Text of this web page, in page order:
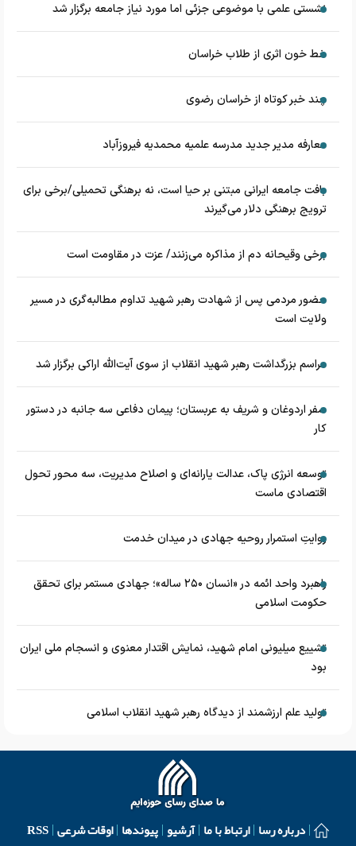
نشستی علمی با موضوعی جزئی اما مورد نیاز جامعه برگزار شد
خط خون اثری از طلاب خراسان
چند خبر کوتاه از خراسان رضوی
معارفه مدیر جدید مدرسه علمیه محمدیه فیروزآباد
بافت جامعه ایرانی مبتنی بر حیا است، نه برهنگی تحمیلی/برخی برای
ترویج برهنگی دلار می‌گیرند
برخی وقیحانه دم از مذاکره می‌زنند/ عزت در مقاومت است
حضور مردمی پس از شهادت رهبر شهید تداوم مطالبه‌گری در مسیر
ولایت است
مراسم بزرگداشت رهبر شهید انقلاب از سوی آیت‌الله اراکی برگزار شد
سفر اردوغان و شریف به عربستان؛ پیمان دفاعی سه جانبه در دستور
کار
توسعه انرژی پاک، عدالت یارانه‌ای و اصلاح مدیریت، سه محور تحول
اقتصادی ماست
روایتِ استمرار روحیه جهادی در میدان خدمت
راهبرد واحد ائمه در «انسان ۲۵۰ ساله»؛ جهادی مستمر برای تحقق
حکومت اسلامی
تشییع میلیونی امام شهید، نمایش اقتدار معنوی و انسجام ملی ایران
بود
تولید علم ارزشمند از دیدگاه رهبر شهید انقلاب اسلامی
درباره رسا ارتباط با ما آرشیو پیوندها اوقات شرعی RSS